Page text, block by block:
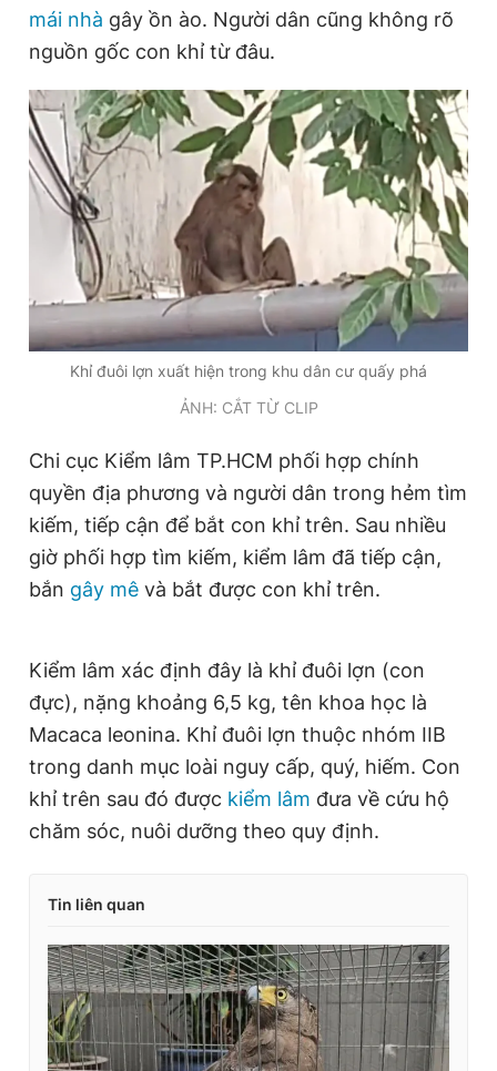
m
e
mái nhà gây ồn ào. Người dân cũng không rõ
nguồn gốc con khỉ từ đâu.
Khỉ đuôi lợn xuất hiện trong khu dân cư quấy phá
ẢNH: CẮT TỪ CLIP
Chi cục Kiểm lâm TP.HCM phối hợp chính
quyền địa phương và người dân trong hẻm tìm
kiếm, tiếp cận để bắt con khỉ trên. Sau nhiều
giờ phối hợp tìm kiếm, kiểm lâm đã tiếp cận,
bắn gây mê và bắt được con khỉ trên.
Kiểm lâm xác định đây là khỉ đuôi lợn (con
đực), nặng khoảng 6,5 kg, tên khoa học là
Macaca leonina. Khỉ đuôi lợn thuộc nhóm IIB
trong danh mục loài nguy cấp, quý, hiếm. Con
khỉ trên sau đó được kiểm lâm đưa về cứu hộ
chăm sóc, nuôi dưỡng theo quy định.
Tin liên quan